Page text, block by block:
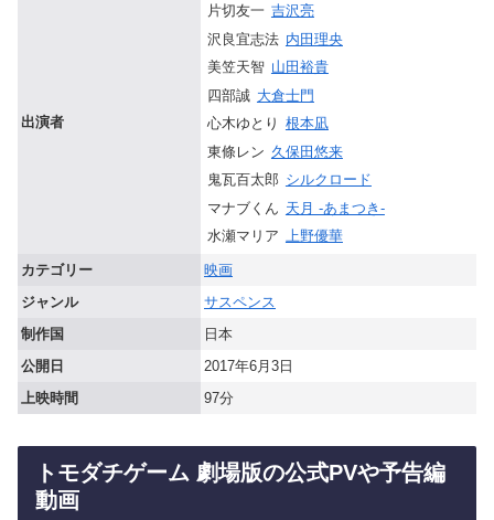
出演者
片切友一 吉沢亮
沢良宜志法 内田理央
美笠天智 山田裕貴
四部誠 大倉士門
心木ゆとり 根本凪
東條レン 久保田悠来
鬼瓦百太郎 シルクロード
マナブくん 天月 -あまつき-
水瀬マリア 上野優華
カテゴリー
映画
ジャンル
サスペンス
制作国
日本
公開日
2017年6月3日
上映時間
97分
トモダチゲーム 劇場版の公式PVや予告編
動画